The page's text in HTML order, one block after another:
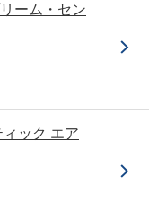
ーム・セン
ック エア